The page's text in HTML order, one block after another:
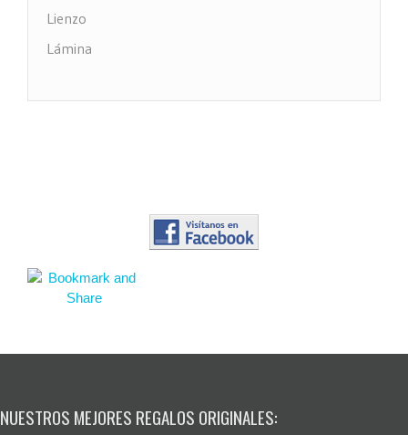
Lienzo
Lámina
NUESTROS MEJORES REGALOS ORIGINALES: